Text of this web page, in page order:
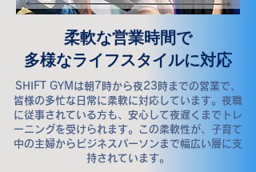
柔軟な営業時間で
多様なライフスタイルに対応
SHIFT GYMは朝7時から夜23時までの営業で、
皆様の多忙な日常に柔軟に対応しています。夜職
に従事されている方も、安心して夜遅くまでトレ
ーニングを受けられます。この柔軟性が、子育て
中の主婦からビジネスパーソンまで幅広い層に支
持されています。